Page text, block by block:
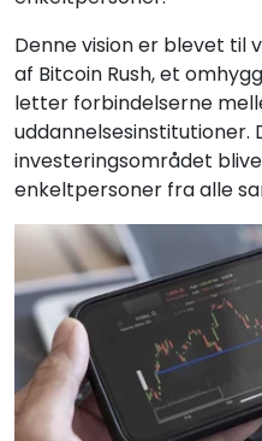
Denne vision er blevet til
af Bitcoin Rush, et
letter forbindelserne
uddannelsesinstitutioner.
investeringsområdet
enkeltpersoner fra alle